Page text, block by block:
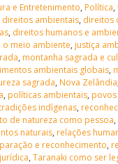
e Entretenimento, Política,
direitos ambientais, direitos
, direitos humanos e
meio ambiente, justiça
, montanha sagrada e
ambientais globais,
sagrada, Nova Zelândia
, políticas ambientais,
indígenas,
de natureza como pessoa,
naturais, relações
e reconhecimento,
, Taranaki como ser